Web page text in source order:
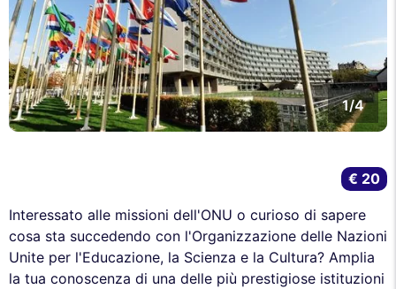
1/4
Interessato alle missioni dell'ONU o curioso di sapere
cosa sta succedendo con l'Organizzazione delle Nazioni
Unite per l'Educazione, la Scienza e la Cultura? Amplia
la tua conoscenza di una delle più prestigiose istituzioni
€ 20